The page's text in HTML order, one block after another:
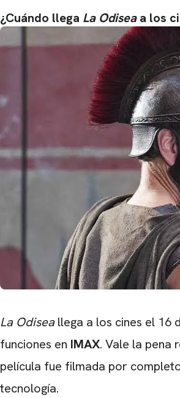
¿Cuándo llega La Odiseaa los
La Odiseallega a los cines el 16
funciones en IMAX. Vale la pena
película fue filmada por
tecnología.